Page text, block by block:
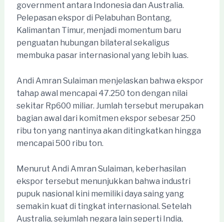
government antara Indonesia dan Australia.
Pelepasan ekspor di Pelabuhan Bontang,
Kalimantan Timur, menjadi momentum baru
penguatan hubungan bilateral sekaligus
membuka pasar internasional yang lebih luas.
Andi Amran Sulaiman menjelaskan bahwa ekspor
tahap awal mencapai 47.250 ton dengan nilai
sekitar Rp600 miliar. Jumlah tersebut merupakan
bagian awal dari komitmen ekspor sebesar 250
ribu ton yang nantinya akan ditingkatkan hingga
mencapai 500 ribu ton.
Menurut Andi Amran Sulaiman, keberhasilan
ekspor tersebut menunjukkan bahwa industri
pupuk nasional kini memiliki daya saing yang
semakin kuat di tingkat internasional. Setelah
Australia, sejumlah negara lain seperti India,